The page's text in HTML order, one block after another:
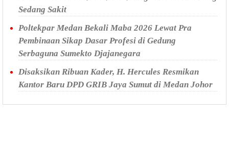
Sedang Sakit
Poltekpar Medan Bekali Maba 2026 Lewat Pra
Pembinaan Sikap Dasar Profesi di Gedung
Serbaguna Sumekto Djajanegara
Disaksikan Ribuan Kader, H. Hercules Resmikan
Kantor Baru DPD GRIB Jaya Sumut di Medan Johor